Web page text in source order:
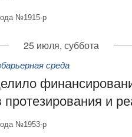
№1915-р
25 июля, суббота
среда
и
№1953-р